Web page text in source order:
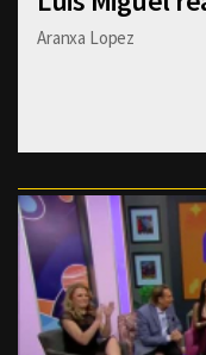
Aranxa Lopez